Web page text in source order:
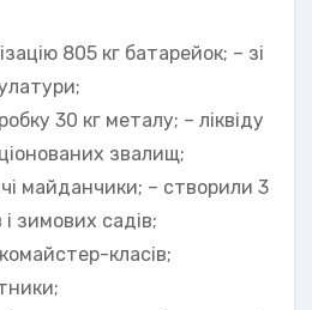
805 кг батарейок; – зі
30 кг металу; – ліквіду
звалищ;
майданчики; – створили 3
зимових садів;
класів;